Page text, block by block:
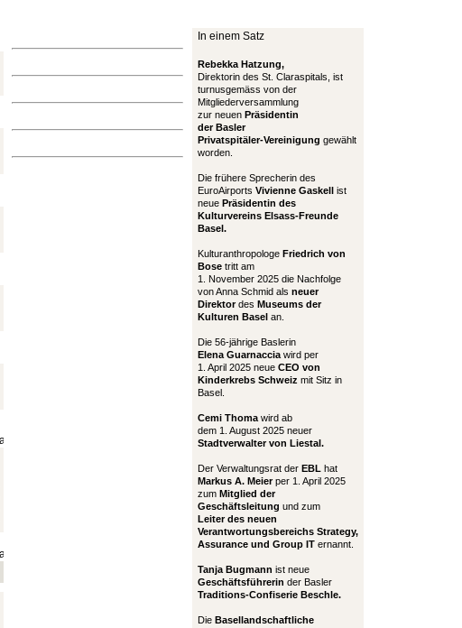
In einem Satz
Rebekka Hatzung,
Direktorin des St. Claraspitals, ist
turnusgemäss von der
Mitgliederversammlung
zur neuen Präsidentin
der Basler
Privatspitäler-Vereinigung gewählt
worden.
Die frühere Sprecherin des
EuroAirports Vivienne Gaskell ist
neue Präsidentin des
Kulturvereins Elsass-Freunde
Basel.
Kulturanthropologe Friedrich von
Bose tritt am
1. November 2025 die Nachfolge
von Anna Schmid als neuer
Direktordes Museums der
Kulturen Basel an.
Die 56-jährige Baslerin
Elena Guarnaccia wird per
1. April 2025 neue CEO von
Kinderkrebs Schweiz mit Sitz in
Basel.
Cemi Thoma wird ab
dem 1. August 2025 neuer
Stadtverwalter von Liestal.
Der Verwaltungsrat der EBL hat
Markus A. Meierper 1. April 2025
zum Mitglied der
Geschäftsleitung und zum
Leiter des neuen
Verantwortungsbereichs Strategy,
Assurance und Group IT ernannt.
Tanja Bugmann ist neue
Geschäftsführerin der Basler
Traditions-Confiserie Beschle.
Die Basellandschaftliche